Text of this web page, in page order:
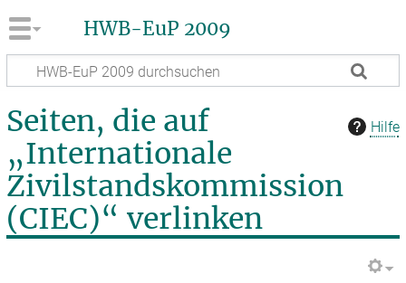
HWB-EuP 2009
Hilfe
Seiten, die auf
„Internationale
Zivilstandskommission
(CIEC)“ verlinken